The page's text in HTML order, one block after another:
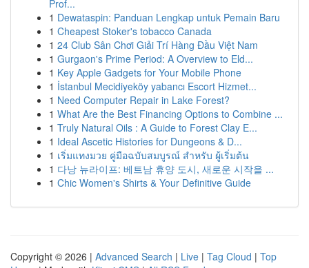
Prof...
1 Dewataspin: Panduan Lengkap untuk Pemain Baru
1 Cheapest Stoker's tobacco Canada
1 24 Club Sân Chơi Giải Trí Hàng Đầu Việt Nam
1 Gurgaon's Prime Period: A Overview to Eld...
1 Key Apple Gadgets for Your Mobile Phone
1 İstanbul Mecidiyeköy yabancı Escort Hizmet...
1 Need Computer Repair in Lake Forest?
1 What Are the Best Financing Options to Combine ...
1 Truly Natural Oils : A Guide to Forest Clay E...
1 Ideal Ascetic Histories for Dungeons & D...
1 เริ่มแทงมวย คู่มือฉบับสมบูรณ์ สำหรับ ผู้เริ่มต้น
1 다낭 뉴라이프: 베트남 휴양 도시, 새로운 시작을 ...
1 Chic Women's Shirts & Your Definitive Guide
Copyright © 2026 | Advanced Search | Live | Tag Cloud | Top